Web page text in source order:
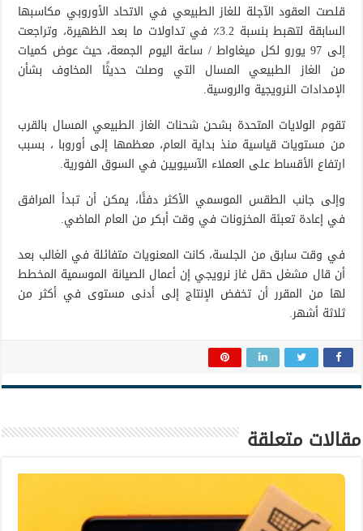
قلصت العقود الآجلة للغاز الطبيعي في الاتحاد الأوروبي مكاسبها
السابقة لتهبط بنسبة 3.2٪ في تداولات ما بعد الظهيرة، وتراجعت
إلى 97 يورو لكل ميغاواط / ساعة اليوم الجمعة، حيث عوض كميات
من الغاز الطبيعي المسال التي وصلت حديثًا المخاوف بشأن
الإمدادات النرويجية والروسية.
تقوم الولايات المتحدة بشحن شحنات الغاز الطبيعي المسال بالقرب
من مستويات قياسية منذ بداية العام، معظمها إلى أوروبا ، بسبب
ارتفاع الأقساط على العملاء الآسيويين في السوق الفورية.
وإلى جانب الطقس الموسمي الأكثر دفئًا، يمكن أن تبدأ المرافق
في إعادة تعبئة المخزونات في وقت أبكر من العام الماضي.
في وقت سابق من الجلسة، كانت المعنويات متفائلة في الغالب بعد
أن قال مشغل حقل غاز نرويجي إن أعمال الصيانة الموسمية المخطط
لها من المقرر أن تخفض الإنتاج إلى أدنى مستوى في أكثر من
ثلاثة أشهر.
مقالات متعلقة